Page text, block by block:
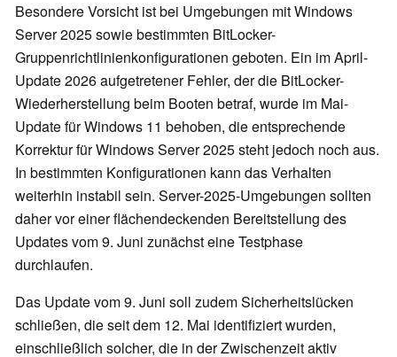
Besondere Vorsicht ist bei Umgebungen mit Windows
Server 2025 sowie bestimmten BitLocker-
Gruppenrichtlinienkonfigurationen geboten. Ein im April-
Update 2026 aufgetretener Fehler, der die BitLocker-
Wiederherstellung beim Booten betraf, wurde im Mai-
Update für Windows 11 behoben, die entsprechende
Korrektur für Windows Server 2025 steht jedoch noch aus.
In bestimmten Konfigurationen kann das Verhalten
weiterhin instabil sein. Server-2025-Umgebungen sollten
daher vor einer flächendeckenden Bereitstellung des
Updates vom 9. Juni zunächst eine Testphase
durchlaufen.
Das Update vom 9. Juni soll zudem Sicherheitslücken
schließen, die seit dem 12. Mai identifiziert wurden,
einschließlich solcher, die in der Zwischenzeit aktiv